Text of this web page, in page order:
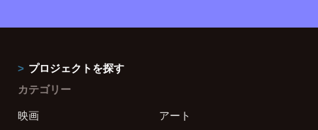
プロジェクトを探す
カテゴリー
映画
アート